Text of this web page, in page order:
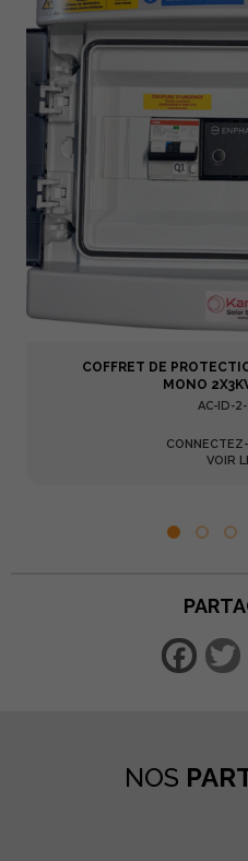
COFFRET DE
MONO
AC-ID-
VOIR
NOS